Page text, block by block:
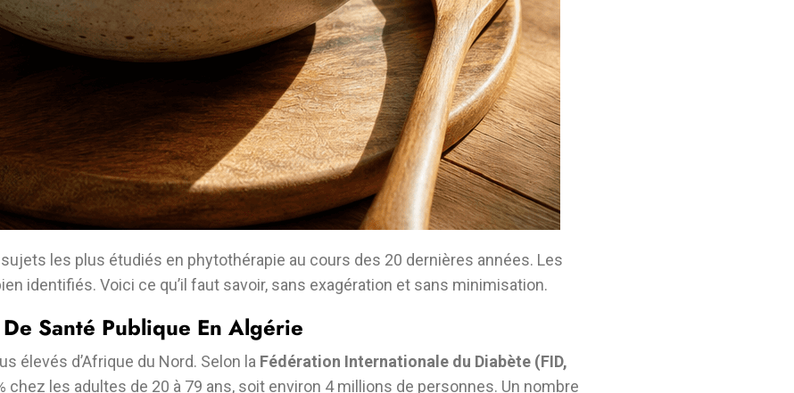
sujets les plus étudiés en phytothérapie au cours des 20 dernières années. Les
identifiés. Voici ce qu’il faut savoir, sans exagération et sans minimisation.
Santé Publique En Algérie
élevés d’Afrique du Nord. Selon la Fédération Internationale du Diabète (FID,
chez les adultes de 20 à 79 ans, soit environ 4 millions de personnes. Un nombre